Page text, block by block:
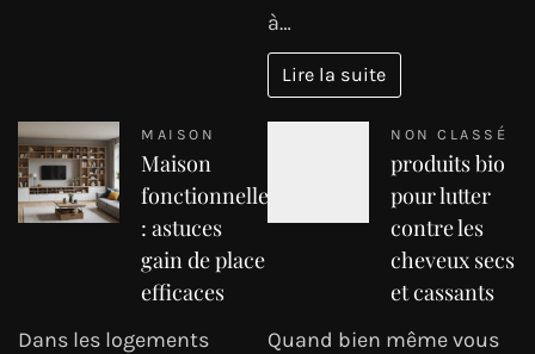
à…
Lire la suite
MAISON
Maison
fonctionnelle
: astuces
gain de place
efficaces
Dans les logements
NON CLASSÉ
produits bio
pour lutter
contre les
cheveux secs
et cassants
Quand bien même vous